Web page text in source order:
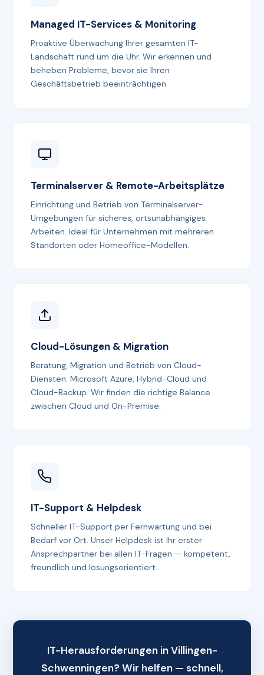
Managed IT-Services & Monitoring
Proaktive Überwachung Ihrer gesamten IT-
Landschaft rund um die Uhr. Wir erkennen und
beheben Probleme, bevor sie Ihren
Geschäftsbetrieb beeinträchtigen.
Terminalserver & Remote-Arbeitsplätze
Einrichtung und Betrieb von Terminalserver-
Umgebungen für sicheres, ortsunabhängiges
Arbeiten. Ideal für Unternehmen mit mehreren
Standorten oder Homeoffice-Modellen.
Cloud-Lösungen & Migration
Beratung, Migration und Betrieb von Cloud-
Diensten: Microsoft Azure, Hybrid-Cloud und
Cloud-Backup. Wir finden die richtige Balance
zwischen Cloud und On-Premise.
IT-Support & Helpdesk
Schneller IT-Support per Fernwartung und bei
Bedarf vor Ort. Unser Helpdesk ist Ihr erster
Ansprechpartner bei allen IT-Fragen — kompetent,
freundlich und lösungsorientiert.
IT-Herausforderungen in Villingen-
Schwenningen? Wir helfen — schnell,